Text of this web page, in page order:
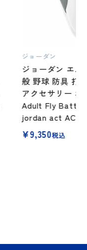
ジョーダン
ジョーダン エル
般 野球 防具 打
アクセサリー
Adult Fly
jordan act ACT
¥9,350税込